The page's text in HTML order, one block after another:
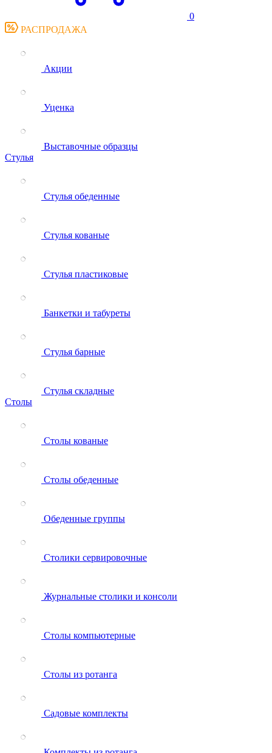
0
РАСПРОДАЖА
Акции
Уценка
Выставочные образцы
Стулья
Стулья обеденные
Стулья кованые
Стулья пластиковые
Банкетки и табуреты
Стулья барные
Стулья складные
Столы
Столы кованые
Столы обеденные
Обеденные группы
Столики сервировочные
Журнальные столики и консоли
Столы компьютерные
Столы из ротанга
Садовые комплекты